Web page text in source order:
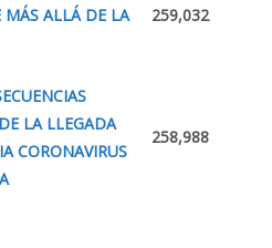
MÁS ALLÁ DE LA
259,032
LA LLEGADA
CORONAVIRUS
258,988